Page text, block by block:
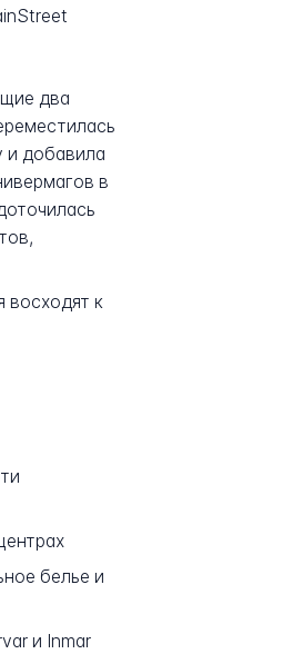
два
и добавила
в
восходят к
белье и
и Inmar